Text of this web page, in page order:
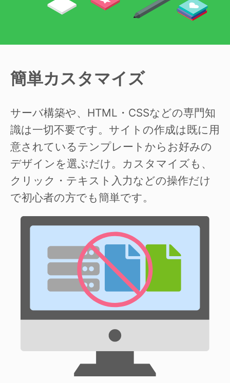
簡単カスタマイズ
サーバ構築や、HTML・CSSなどの専門知
識は一切不要です。サイトの作成は既に用
意されているテンプレートからお好みの
デザインを選ぶだけ。カスタマイズも、
クリック・テキスト入力などの操作だけ
で初心者の方でも簡単です。